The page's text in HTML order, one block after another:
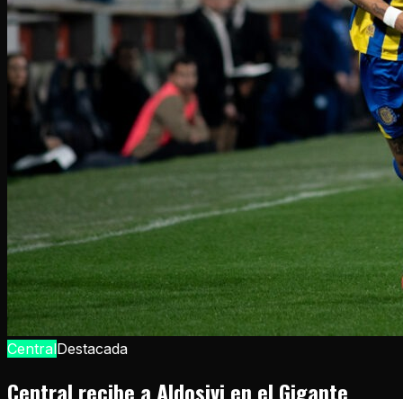
CentralDestacada
Central recibe a Aldosivi en el Gigante